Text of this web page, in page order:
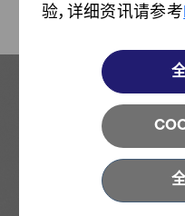
验，详细资讯请参考
森永 邦彦（Kunihiko